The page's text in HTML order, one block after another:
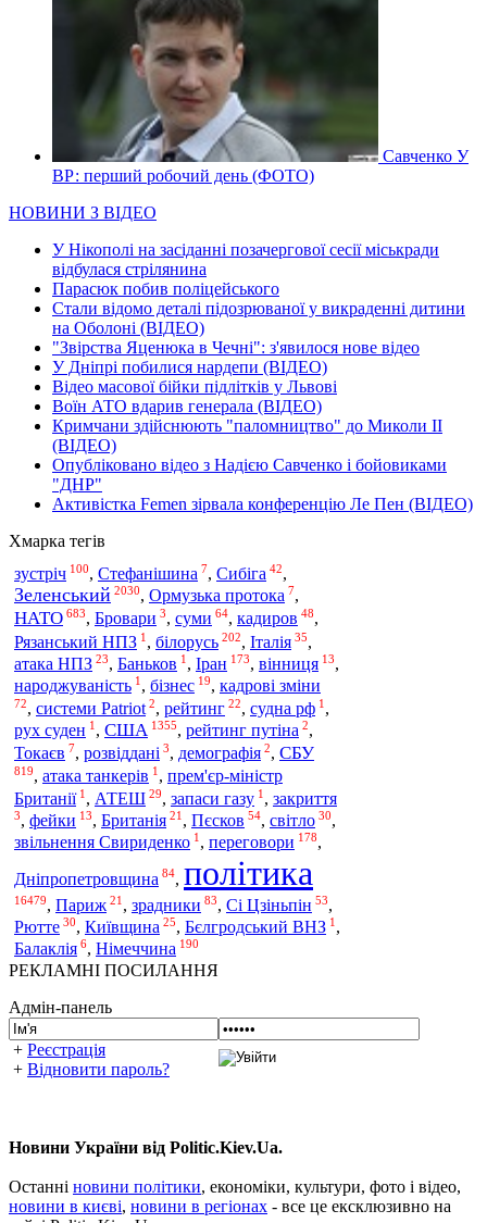
Савченко У
ВР: перший робочий день (ФОТО)
НОВИНИ З ВІДЕО
У Нікополі на засіданні позачергової сесії міськради
відбулася стрілянина
Парасюк побив поліцейського
Стали відомо деталі підозрюваної у викраденні дитини
на Оболоні (ВІДЕО)
"Звірства Яценюка в Чечні": з'явилося нове відео
У Дніпрі побилися нардепи (ВІДЕО)
Відео масової бійки підлітків у Львові
Воїн АТО вдарив генерала (ВІДЕО)
Кримчани здійснюють "паломництво" до Миколи ІІ
(ВІДЕО)
Опубліковано відео з Надією Савченко і бойовиками
"ДНР"
Активістка Femen зірвала конференцію Ле Пен (ВІДЕО)
Хмарка тегів
зустріч 100, Стефанішина 7, Сибіга 42,
Зеленський 2030, Ормузька протока 7,
НАТО 683, Бровари 3, суми 64, кадиров 48,
Рязанський НПЗ 1 , білорусь 202, Італія 35,
атака НПЗ 23, Баньков 1 , Іран 173, вінниця 13,
народжуваність 1 , бізнес 19, кадрові зміни
72, системи Patriot 2, рейтинг 22, судна рф 1 ,
рух суден 1 , США 1355, рейтинг путіна 2,
Токаєв 7, розвіддані 3, демографія 2, СБУ
819, атака танкерів 1, прем'єр-міністр
Британії 1 , АТЕШ 29, запаси газу 1 , закриття
3, фейки 13, Британія 21 , Пєсков 54, світло 30,
звільнення Свириденко 1, переговори 178,
Дніпропетровщина 84, політика
16479, Париж 21 , зрадники 83, Сі Цзіньпін 53,
Рютте 30, Київщина 25, Бєлгродський ВНЗ 1 ,
Балаклія 6, Німеччина 190
РЕКЛАМНІ ПОСИЛАННЯ
Адмін-панель
+ Реєстрація
+ Відновити пароль?
Новини України від Politic.Kiev.Ua.
Останні новини політики, економіки, культури, фото і відео,
новини в києві, новини в регіонах - все це ексклюзивно на